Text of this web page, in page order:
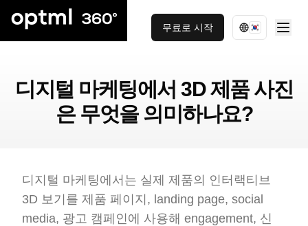
무료로 시작
디지털 마케팅에서 3D 제품 사진
은 무엇을 의미하나요?
디지털 마케팅에서는 실제 제품의 인터랙티브
3D 보기를 제품 페이지, landing page, social
media, 광고 캠페인에 사용해 engagement, 신